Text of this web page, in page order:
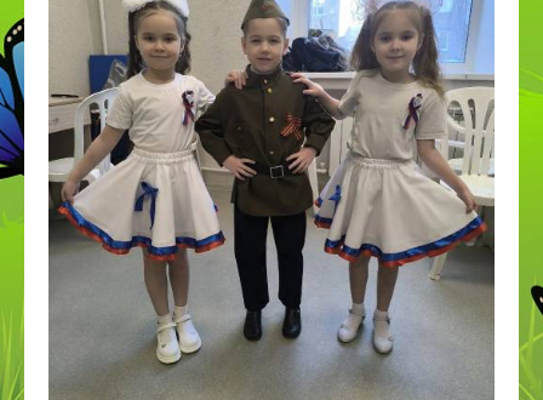
КОРРЕКЦИОННОЕ И ИНКЛЮЗИВНОЕ
ОБРАЗОВАНИЕ
Приём в 1 класс
Дополнительное образование
ВСОКО
Организация питания в СП
Наставничество
День эколят